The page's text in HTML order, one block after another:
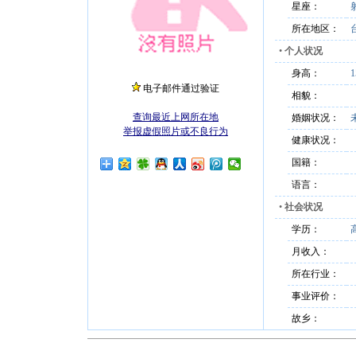
电子邮件通过验证
查询最近上网所在地
举报虚假照片或不良行为
星座：
所在地区：
• 个人状况
身高：
相貌：
婚姻状况：
健康状况：
国籍：
语言：
• 社会状况
学历：
月收入：
所在行业：
事业评价：
故乡：